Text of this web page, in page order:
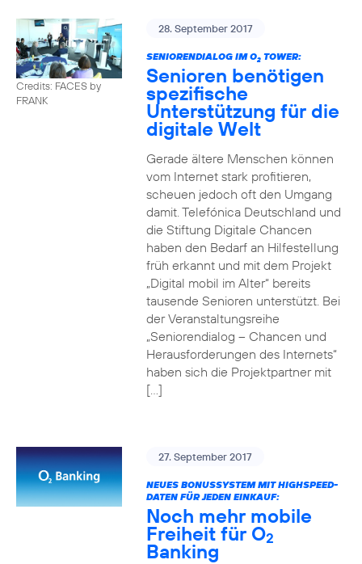
Credits: FACES by
FRANK
28. September 2017
SENIORENDIALOG IM O2TOWER:
Senioren benötigen
spezifische
Unterstützung für die
digitale Welt
Gerade ältere Menschen können
vom Internet stark profitieren,
scheuen jedoch oft den Umgang
damit. Telefónica Deutschland und
die Stiftung Digitale Chancen
haben den Bedarf an Hilfestellung
früh erkannt und mit dem Projekt
„Digital mobil im Alter“ bereits
tausende Senioren unterstützt. Bei
der Veranstaltungsreihe
„Seniorendialog – Chancen und
Herausforderungen des Internets“
haben sich die Projektpartner mit
[…]
27. September 2017
NEUES BONUSSYSTEM MIT HIGHSPEED-
DATEN FÜR JEDEN EINKAUF:
Noch mehr mobile
Freiheit für O2
Banking